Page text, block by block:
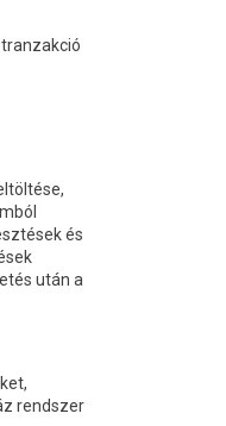
és
után a
rendszer